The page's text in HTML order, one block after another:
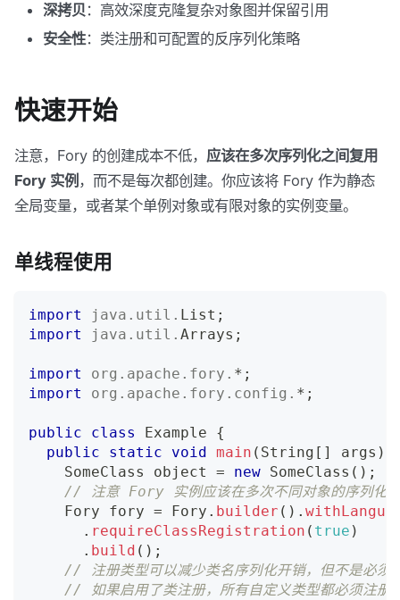
深拷贝 ：高效深度克隆复杂对象图并保留引用
安全性：类注册和可配置的反序列化策略
快速开始
注意，Fory 的创建成本不低， 应该在多次序列化之间复用
Fory 实例 ，而不是每次都创建。你应该将 Fory 作为静态
全局变量，或者某个单例对象或有限对象的实例变量。
单线程使用
import java . util . List ;
import
java . util . Arrays ;
import org . apache . fory . * ;
import
org . apache . fory . config . * ;
public class Example
{
public
static void main ( String [ ] args )
SomeClass
object = new SomeClass ( ) ;
// 注意 Fory 实例应该在多次不同对象的序列化
Fory fory = Fory . builder ( ) .
. requireClassRegistration ( true )
. build ( ) ;
// 注册类型可以减少类名序列化开销，但不是必须
// 如果启用了类注册，所有自定义类型都必须注册